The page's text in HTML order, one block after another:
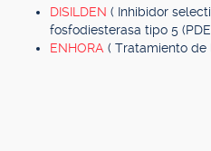
DISILDEN ( Inhibidor
fosfodiesterasa tipo 5
ENHORA ( Tratamiento